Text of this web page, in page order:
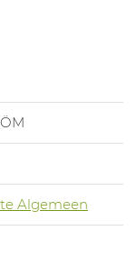
Algemeen